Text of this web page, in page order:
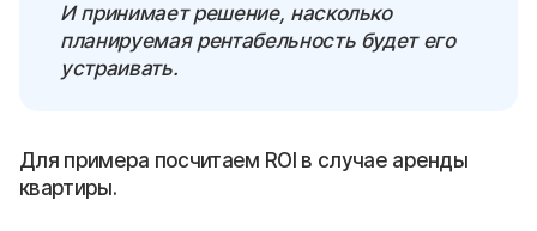
И принимает решение, насколько
планируемая рентабельность будет его
устраивать.
Для примера посчитаем ROI в случае аренды
квартиры.